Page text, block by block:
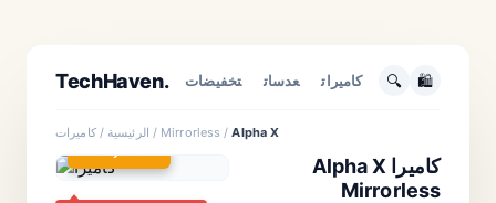
TechHaven. كاميرات عدسات تخفيضات 🔍 🛍️
الرئيسية / كاميرات / Mirrorless /Alpha X
كاميرا Alpha X
Mirrorless
تقنية